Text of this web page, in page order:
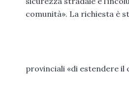
comunità». La richiesta è
provinciali «di estendere